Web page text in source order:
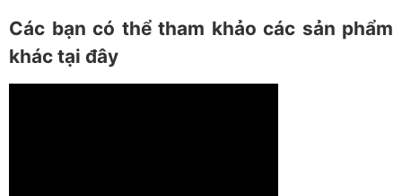
Các bạn có thể tham khảo các sản phẩm
khác tại đây